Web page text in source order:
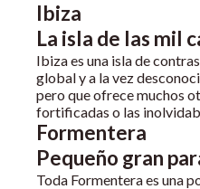
Ibiza
La isla de las mil
Ibiza es una isla de
global y a la vez
pero que ofrece muchos
fortificadas o las
Formentera
Pequeño gran
Toda Formentera es una